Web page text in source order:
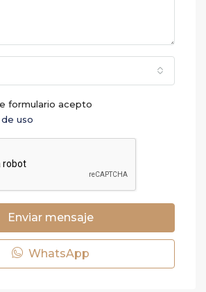
formulario acepto
uso
Enviar mensaje
WhatsApp